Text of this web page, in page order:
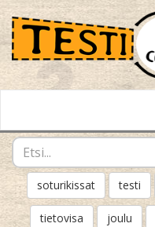
soturikissat testi
tietovisa joulu